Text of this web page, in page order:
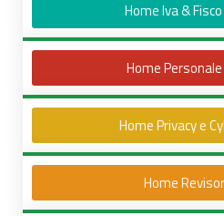
Home Iva &
Home
Home Privacy e
Home